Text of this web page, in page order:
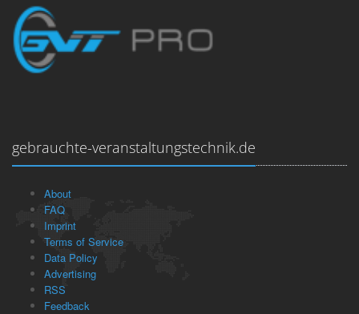
gebrauchte-veranstaltungstechnik.de
About
FAQ
Imprint
Terms of Service
Data Policy
Advertising
RSS
Feedback